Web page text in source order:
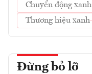
Chuyển động xanh
Thương hiệu xanh
Đừng bỏ lỡ